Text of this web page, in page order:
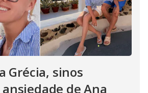
Grécia, sinos
de Ana